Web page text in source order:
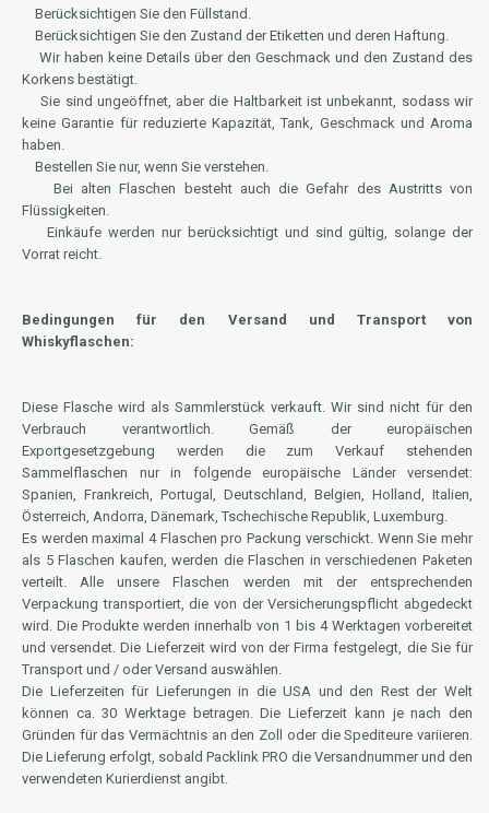
Berücksichtigen Sie den Füllstand.
Berücksichtigen Sie den Zustand der Etiketten und deren Haftung.
Wir haben keine Details über den Geschmack und den Zustand des
Korkens bestätigt.
Sie sind ungeöffnet, aber die Haltbarkeit ist unbekannt, sodass wir
keine Garantie für reduzierte Kapazität, Tank, Geschmack und Aroma
haben.
Bestellen Sie nur, wenn Sie verstehen.
Bei alten Flaschen besteht auch die Gefahr des Austritts von
Flüssigkeiten.
Einkäufe werden nur berücksichtigt und sind gültig, solange der
Vorrat reicht.
Bedingungen für den Versand und Transport von
Whiskyflaschen:
Diese Flasche wird als Sammlerstück verkauft. Wir sind nicht für den
Verbrauch verantwortlich. Gemäß der europäischen
Exportgesetzgebung werden die zum Verkauf stehenden
Sammelflaschen nur in folgende europäische Länder versendet:
Spanien, Frankreich, Portugal, Deutschland, Belgien, Holland, Italien,
Österreich, Andorra, Dänemark, Tschechische Republik, Luxemburg.
Es werden maximal 4 Flaschen pro Packung verschickt. Wenn Sie mehr
als 5 Flaschen kaufen, werden die Flaschen in verschiedenen Paketen
verteilt. Alle unsere Flaschen werden mit der entsprechenden
Verpackung transportiert, die von der Versicherungspflicht abgedeckt
wird. Die Produkte werden innerhalb von 1 bis 4 Werktagen vorbereitet
und versendet. Die Lieferzeit wird von der Firma festgelegt, die Sie für
Transport und / oder Versand auswählen.
Die Lieferzeiten für Lieferungen in die USA und den Rest der Welt
können ca. 30 Werktage betragen. Die Lieferzeit kann je nach den
Gründen für das Vermächtnis an den Zoll oder die Spediteure variieren.
Die Lieferung erfolgt, sobald Packlink PRO die Versandnummer und den
verwendeten Kurierdienst angibt.